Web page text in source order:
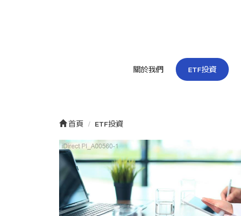
關於我們 ETF投資
首頁 ETF投資